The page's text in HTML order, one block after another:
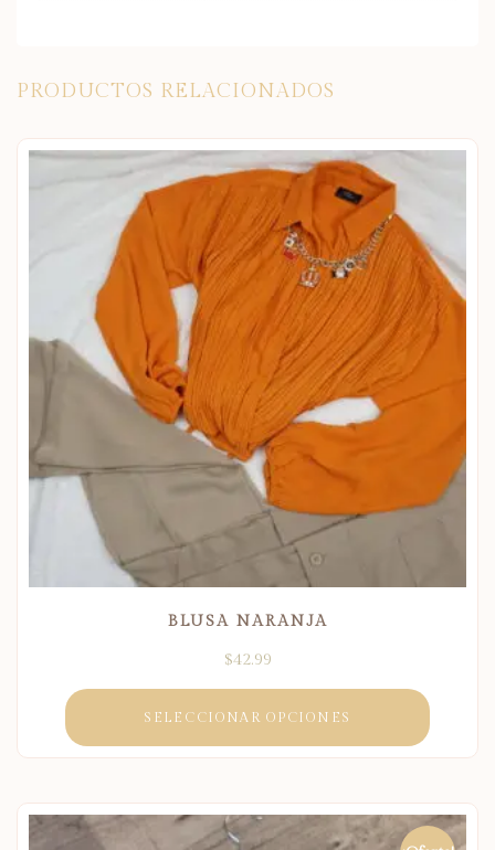
PRODUCTOS RELACIONADOS
BLUSA NARANJA
$42.99
SELECCIONAR OPCIONES